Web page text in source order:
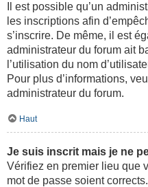
Il est possible qu’un
les inscriptions afin
s’inscrire. De même, il est
administrateur du forum ait
l’utilisation du nom
Pour plus d’informations,
administrateur du forum.
Haut
Je suis inscrit mais je ne
Vérifiez en premier lieu que
mot de passe soient